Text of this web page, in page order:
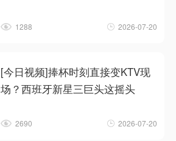
1288 2026-07-20
[今日视频]捧杯时刻直接变KTV现
场？西班牙新星三巨头这摇头
2690 2026-07-20